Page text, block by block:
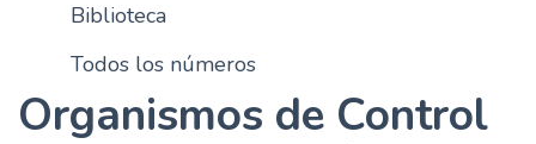
Biblioteca
Todos los números
Organismos de Control